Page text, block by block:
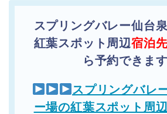
スプリングバレー仙台
紅葉スポット周辺宿泊
ら予約できます
スプリングバレ
ー場の紅葉スポット周